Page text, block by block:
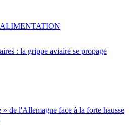
: la grippe aviaire se propage
» de l'Allemagne face à la forte hausse